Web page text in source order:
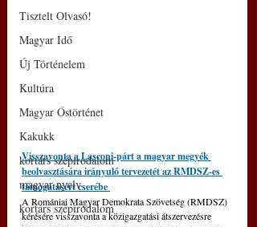
Tisztelt Olvasó!
Magyar Idő
Új Történelem
Kultúra
Magyar Őstörténet
Kakukk
kortárs szépirodalom
magyar nyelv
kortárs szépirodalom
Visszavonta a Lasconi-párt a magyar megyék
beolvasztására irányuló tervezetét az RMDSZ-es
támogatásért cserébe
A Romániai Magyar Demokrata Szövetség (RMDSZ)
kérésére visszavonta a közigazgatási átszervezésre